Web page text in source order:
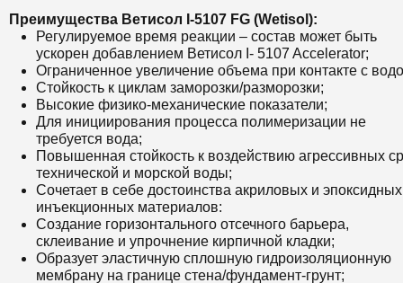
Преимущества Ветисол I-5107 FG (Wetisol):
Регулируемое время реакции – состав может быть
ускорен добавлением Ветисол I- 5107 Accelerator;
Ограниченное увеличение объема при контакте с
Стойкость к циклам заморозки/разморозки;
Высокие физико-механические показатели;
Для инициирования процесса полимеризации не
требуется вода;
Повышенная стойкость к воздействию агрессивных
технической и морской воды;
Сочетает в себе достоинства акриловых и эпоксидных
инъекционных материалов:
Создание горизонтального отсечного барьера,
склеивание и упрочнение кирпичной кладки;
Образует эластичную сплошную гидроизоляционную
мембрану на границе стена/фундамент-грунт;